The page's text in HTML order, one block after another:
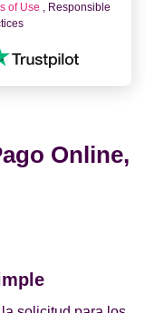
of Use , Responsible
Online,